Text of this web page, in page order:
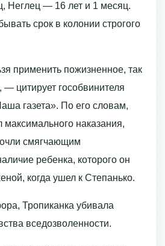
Неглец — 16 лет и 1 месяц.
срок в колонии строгого
применить пожизненное, так
цитирует гособвинителя
газета». По его словам,
наказания,
смягчающим
ребенка, которого он
когда ушел к Степанько.
Тропиканка убивала
вседозволенности.